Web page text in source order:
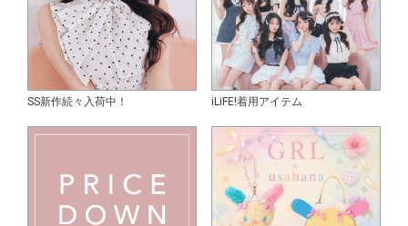
SS新作続々入荷中！ iLiFE!着用アイテム